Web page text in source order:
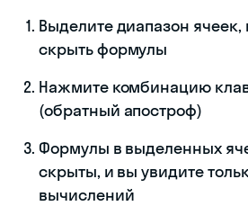
Выделите диапазон
скрыть формулы
Нажмите комбинацию
(обратный апостроф)
Формулы в выделенных
скрыты, и вы увидите
вычислений